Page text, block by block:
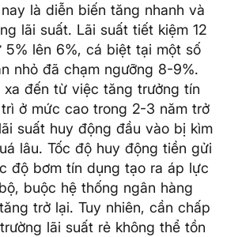
là diễn biến tăng nhanh và
lãi suất. Lãi suất tiết kiệm 12
5% lên 6%, cá biệt tại một số
nhỏ đã chạm ngưỡng 8-9%.
xa đến từ việc tăng trưởng tín
ở mức cao trong 2-3 năm trở
suất huy động đầu vào bị kìm
lâu. Tốc độ huy động tiền gửi
độ bơm tín dụng tạo ra áp lực
buộc hệ thống ngân hàng
trở lại. Tuy nhiên, cần chấp
lãi suất rẻ không thể tồn